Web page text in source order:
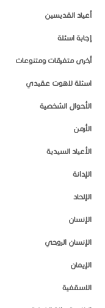
أعياد القديسين
إجابة اسئلة
أخرى متفرقات ومتنوعات
اسئلة لاهوت عقيدي
الأحوال الشخصية
الأرمن
الأعياد السيدية
الإدانة
الإلحاد
الإنسان
الإنسان الروحي
الإيمان
الاسقفية